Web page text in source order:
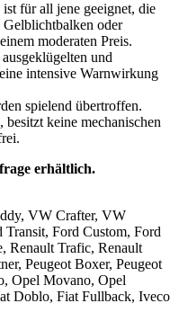
für all jene geeignet, die
Gelblichtbalken oder
moderaten Preis.
und
intensive Warnwirkung
spielend übertroffen.
keine mechanischen
erhältlich.
VW Crafter, VW
Ford Custom, Ford
Renault Trafic, Renault
Peugeot Boxer, Peugeot
Opel Movano, Opel
Doblo, Fiat Fullback, Iveco